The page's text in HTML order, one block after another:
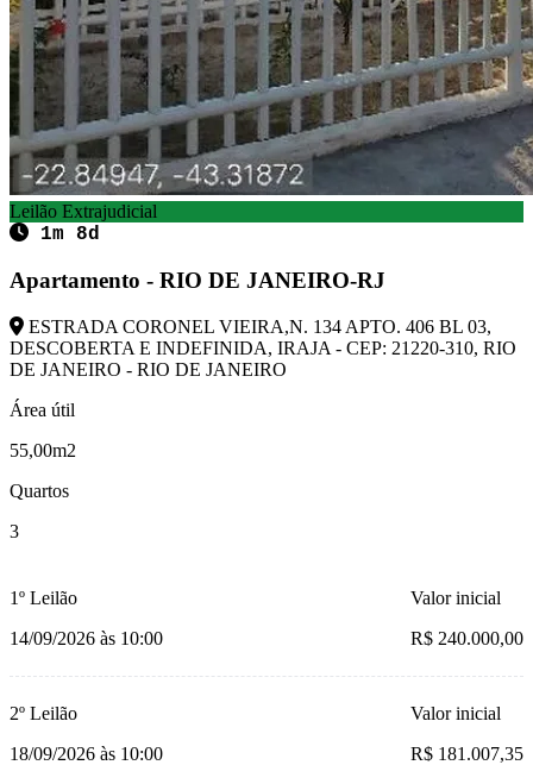
Leilão Extrajudicial
1m 8d
Apartamento - RIO DE JANEIRO-RJ
ESTRADA CORONEL VIEIRA,N. 134 APTO. 406 BL 03,
DESCOBERTA E INDEFINIDA, IRAJA - CEP: 21220-310, RIO
DE JANEIRO - RIO DE JANEIRO
Área útil
55,00m2
Quartos
3
1º Leilão
14/09/2026 às 10:00
Valor inicial
R$ 240.000,00
2º Leilão
18/09/2026 às 10:00
Valor inicial
R$ 181.007,35